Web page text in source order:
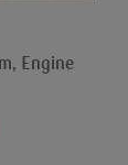
Engine